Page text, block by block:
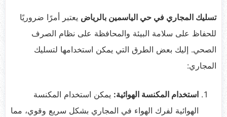
تسليك المجاري في حي الياسمين بالرياض يعتبر أمرًا ضروريًا
للحفاظ على سلامة البيئة والمحافظة على نظام الصرف
الصحي. إليك بعض الطرق التي يمكن استخدامها لتسليك
المجاري:
استخدام المكنسة الهوائية: يمكن استخدام المكنسة
الهوائية لفرك الهواء في المجاري بشكل سريع وقوي، مما